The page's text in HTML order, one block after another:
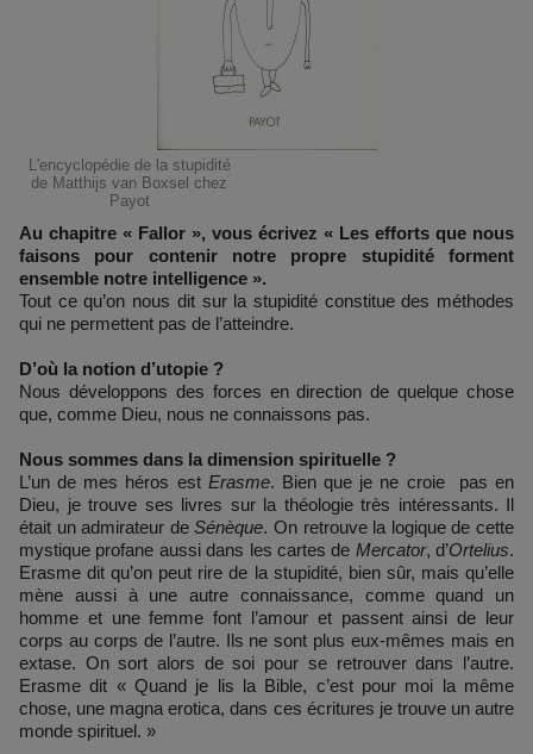
L'encyclopédie de la stupidité
de Matthijs van Boxsel chez
Payot
Au chapitre « Fallor », vous écrivez « Les efforts que nous
faisons pour contenir notre propre stupidité forment
ensemble notre intelligence ».
Tout ce qu’on nous dit sur la stupidité constitue des méthodes
qui ne permettent pas de l’atteindre.
D’où la notion d’utopie ?
Nous développons des forces en direction de quelque chose
que, comme Dieu, nous ne connaissons pas.
Nous sommes dans la dimension spirituelle ?
L’un de mes héros est Erasme. Bien que je ne croie pas en
Dieu, je trouve ses livres sur la théologie très intéressants. Il
était un admirateur deSénèque. On retrouve la logique de cette
mystique profane aussi dans les cartes de Mercator, d’Ortelius.
Erasme dit qu’on peut rire de la stupidité, bien sûr, mais qu’elle
mène aussi à une autre connaissance, comme quand un
homme et une femme font l’amour et passent ainsi de leur
corps au corps de l’autre. Ils ne sont plus eux-mêmes mais en
extase. On sort alors de soi pour se retrouver dans l’autre.
Erasme dit « Quand je lis la Bible, c’est pour moi la même
chose, une magna erotica, dans ces écritures je trouve un autre
monde spirituel. »